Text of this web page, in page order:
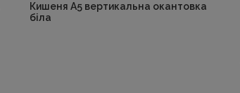
Кишеня А5 вертикальна окантовка
біла